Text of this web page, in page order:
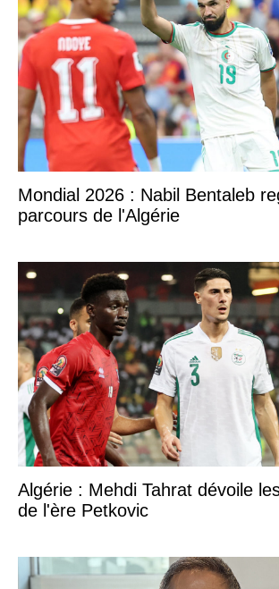
Mondial 2026 : Nabil Bentaleb
parcours de l'Algérie
Algérie : Mehdi Tahrat dévoile
de l'ère Petkovic